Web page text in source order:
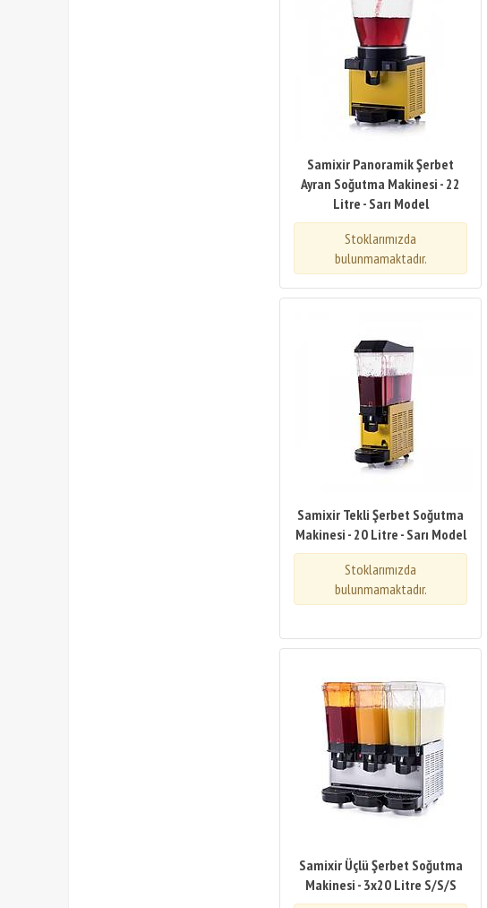
Samixir Panoramik Şerbet
Ayran Soğutma Makinesi - 22
Litre - Sarı Model
Stoklarımızda
bulunmamaktadır.
Samixir Tekli Şerbet Soğutma
Makinesi - 20 Litre - Sarı Model
Stoklarımızda
bulunmamaktadır.
Samixir Üçlü Şerbet Soğutma
Makinesi - 3x20 Litre S/S/S